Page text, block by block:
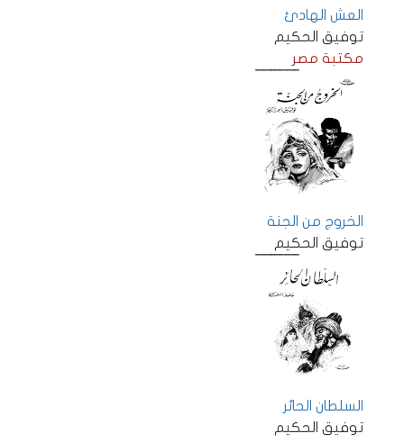
العش الهادئ
توفيق الحكيم
مكتبة مصر
الخروج من الجنة
توفيق الحكيم
السلطان الحائر
توفيق الحكيم